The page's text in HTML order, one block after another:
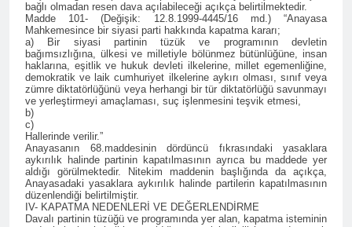
kavuşturulması ile mümkün
olacaktır’
Çukurova İlçe Kongreleri
yapıldı.
2 Yıl Ago
2 Yıl Ago
ÇÖZÜM “ VE ÇÖZÜMLEME
-1- SORUN OLAN
HAK-PAR Avrupa
Koordinasyon Kurulu
02.11.2024 tarihinde
Frankfurt’ta toplandı ve
gündemindeki konuları
görüştü.
2 Yıl Ago
DİAKURD /Diaspora Kürtleri
Konfederasyonunun Lozan
bağlı olmadan resen dava açılabileceği açıkça belirtilmektedir.
Madde 101- (Değişik: 12.8.1999-4445/16 md.) “Anayasa
Mahkemesince bir siyasi parti hakkında kapatma kararı;
a) Bir siyasi partinin tüzük ve programının devletin
bağımsızlığına, ülkesi ve milletiyle bölünmez bütünlüğüne, insan
haklarına, eşitlik ve hukuk devleti ilkelerine, millet egemenliğine,
demokratik ve laik cumhuriyet ilkelerine aykırı olması, sınıf veya
zümre diktatörlüğünü veya herhangi bir tür diktatörlüğü savunmayı
ve yerleştirmeyi amaçlaması, suç işlenmesini teşvik etmesi,
b)
c)
Hallerinde verilir.”
Anayasanın 68.maddesinin dördüncü fıkrasındaki yasaklara
aykırılık halinde partinin kapatılmasının ayrıca bu maddede yer
aldığı görülmektedir. Nitekim maddenin başlığında da açıkça,
Anayasadaki yasaklara aykırılık halinde partilerin kapatılmasının
düzenlendiği belirtilmiştir.
IV- KAPATMA NEDENLERİ VE DEĞERLENDİRME
Davalı partinin tüzüğü ve programında yer alan, kapatma isteminin